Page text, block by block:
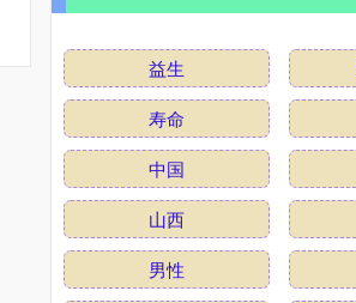
益生
寿命
中国
山西
男性